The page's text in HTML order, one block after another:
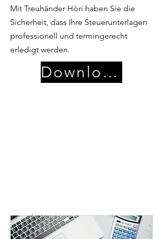
Mit Treuhänder Höri haben Sie die
Sicherheit, dass Ihre Steuerunterlagen
professionell und termingerecht
erledigt werden.
Download